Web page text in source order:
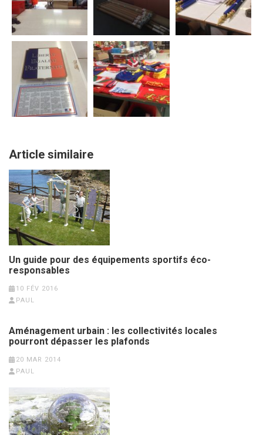
Article similaire
Un guide pour des équipements sportifs éco-
responsables
10 FÉV 2016
PAUL
Aménagement urbain : les collectivités locales
pourront dépasser les plafonds
20 MAR 2014
PAUL